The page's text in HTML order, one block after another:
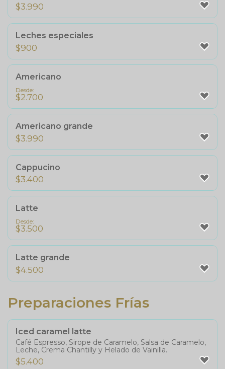
$3.990
Leches especiales
$900
Americano
Desde:
$2.700
Americano grande
$3.990
Cappucino
$3.400
Latte
Desde:
$3.500
Latte grande
$4.500
Preparaciones Frías
Iced caramel latte
Café Espresso, Sirope de Caramelo, Salsa de Caramelo,
Leche, Crema Chantilly y Helado de Vainilla.
$5.400